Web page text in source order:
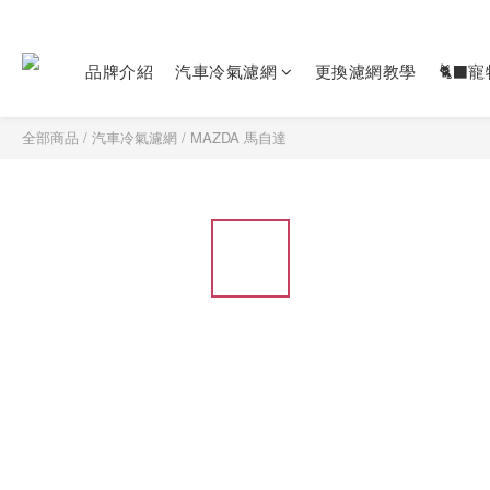
品牌介紹 汽車冷氣濾網 更換濾網教學 🐈‍⬛
全部商品 / 汽車冷氣濾網 / MAZDA 馬自達